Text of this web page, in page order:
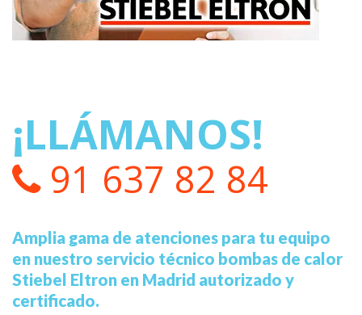
¡LLÁMANOS!
91 637 82 84
Amplia gama de atenciones para tu equipo
en nuestro servicio técnico bombas de calor
Stiebel Eltron en Madrid autorizado y
certificado.